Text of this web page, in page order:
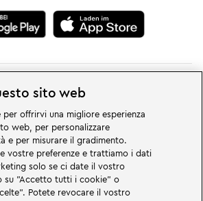
nei mondi avventurosi del parco divertimenti e
Germania. Scoprite emozionanti attrazioni e
LEGOLAND in Germania è un parco a tema per
compresa tra i due e i 12 anni. Il parco
a Günzburg, in Baviera. LEGOLAND Deutschland è
più grandi della Baviera e uno dei più
sito web
offrirvi una migliore esperienza
web, per personalizzare
e per misurare il gradimento.
vostre preferenze e trattiamo i dati
solo se ci date il vostro
su "Accetto tutti i cookie" o
Potete revocare il vostro